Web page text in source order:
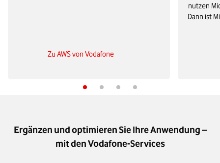
Zu AWS von Vodafone
nutzen
Dann ist
Ergänzen und optimieren Sie Ihre Anwendung –
mit den Vodafone-Services